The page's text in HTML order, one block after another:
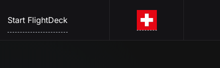
Start FlightDeck